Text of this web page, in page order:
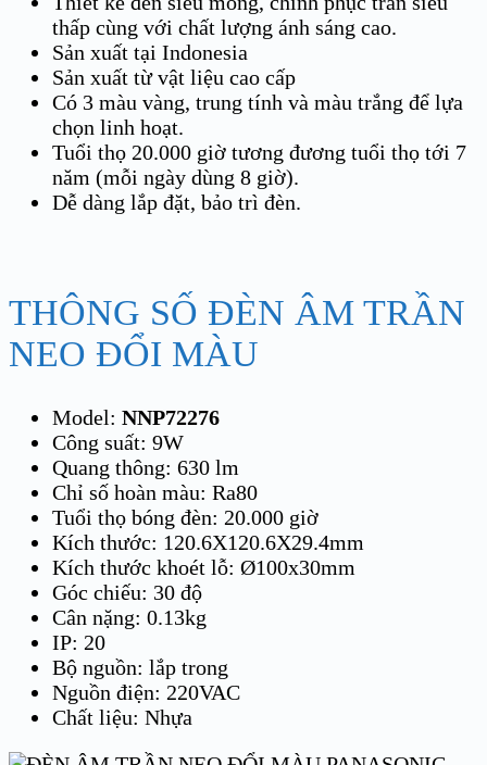
thấp cùng với chất lượng ánh sáng cao.
Sản xuất tại Indonesia
Sản xuất từ vật liệu cao cấp
Có 3 màu vàng, trung tính và màu trắng để lựa
chọn linh hoạt.
Tuổi thọ 20.000 giờ tương đương tuổi thọ tới 7
năm (mỗi ngày dùng 8 giờ).
Dễ dàng lắp đặt, bảo trì đèn.
THÔNG SỐ ĐÈN ÂM TRẦN
NEO ĐỔI MÀU
Model: NNP72276
Công suất: 9W
Quang thông: 630 lm
Chỉ số hoàn màu: Ra80
Tuổi thọ bóng đèn: 20.000 giờ
Kích thước: 120.6X120.6X29.4mm
Kích thước khoét lỗ: Ø100x30mm
Góc chiếu: 30 độ
Cân nặng: 0.13kg
IP: 20
Bộ nguồn: lắp trong
Nguồn điện: 220VAC
Chất liệu: Nhựa